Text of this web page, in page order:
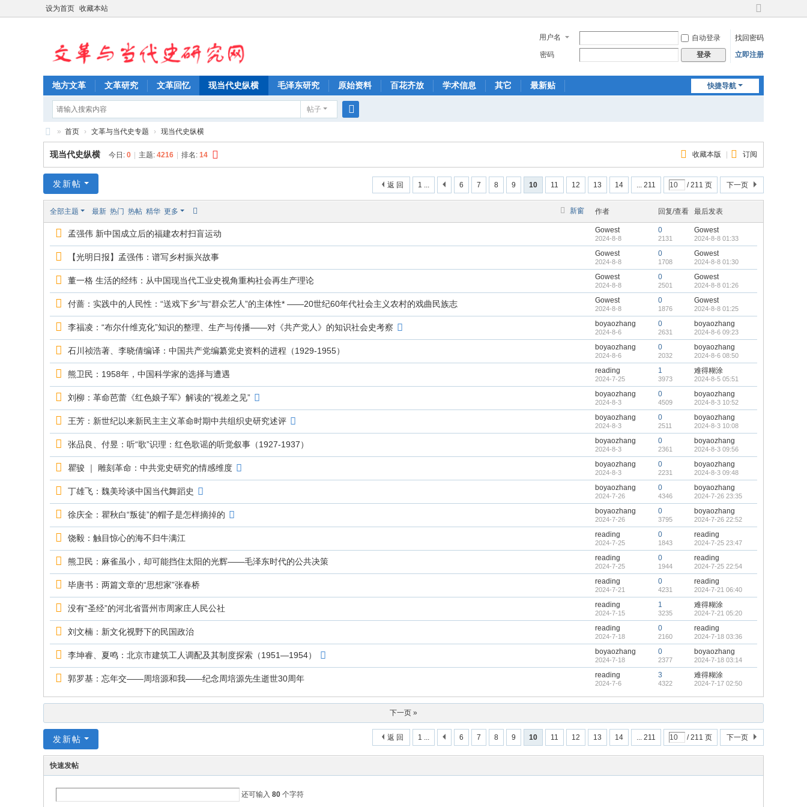
设为首页 收藏本站
切
到
宽
用户名 自动登录
找回密码
密码
登录 立即注册
快捷导航
地方文革 文革研究 文革回忆 现当代史纵横 毛泽东研究 原始资料 百花齐放 学术信息 其它 最新贴
帖子
索
文
革
当
究
» 首页 › 文革与当代史专题 › 现当代史纵横
收藏本版 订阅
现当代史纵横 今日: 0 主题: 4216 排名: 14
1 ... 6 7 8 9 10 11 12 13 14 ... 211 / 211 页 下一页
返 回
发新帖
新窗
全部主题 最新 热门 热帖 精华 更多 作者 回复/查看 最后发表
孟强伟 新中国成立后的福建农村扫盲运动 Gowest
2024-8-8
0
2131
Gowest
2024-8-8 01:33
【光明日报】孟强伟：谱写乡村振兴故事 Gowest
2024-8-8
0
1708
Gowest
2024-8-8 01:30
董一格 生活的经纬：从中国现当代工业史视角重构社会再生产理论 Gowest
2024-8-8
0
2501
Gowest
2024-8-8 01:26
付蔷：实践中的人民性：“送戏下乡”与“群众艺人”的主体性* ——20世纪60年代社会主义农村的戏曲民族志 Gowest
2024-8-8
0
1876
Gowest
2024-8-8 01:25
李福凌：“布尔什维克化”知识的整理、生产与传播——对《共产党人》的知识社会史考察 boyaozhang
2024-8-6
0
2631
boyaozhang
2024-8-6 09:23
石川祯浩著、李晓倩编译：中国共产党编纂党史资料的进程（1929-1955） boyaozhang
2024-8-6
0
2032
boyaozhang
2024-8-6 08:50
熊卫民：1958年，中国科学家的选择与遭遇 reading
2024-7-25
1
3973
难得糊涂
2024-8-5 05:51
刘柳：革命芭蕾《红色娘子军》解读的“视差之见” boyaozhang
2024-8-3
0
4509
boyaozhang
2024-8-3 10:52
王芳：新世纪以来新民主主义革命时期中共组织史研究述评 boyaozhang
2024-8-3
0
2511
boyaozhang
2024-8-3 10:08
张品良、付昱：听“歌”识理：红色歌谣的听觉叙事（1927-1937） boyaozhang
2024-8-3
0
2361
boyaozhang
2024-8-3 09:56
瞿骏 ｜ 雕刻革命：中共党史研究的情感维度 boyaozhang
2024-8-3
0
2231
boyaozhang
2024-8-3 09:48
丁雄飞：魏美玲谈中国当代舞蹈史 boyaozhang
2024-7-26
0
4346
boyaozhang
2024-7-26 23:35
徐庆全：瞿秋白“叛徒”的帽子是怎样摘掉的 boyaozhang
2024-7-26
0
3795
boyaozhang
2024-7-26 22:52
饶毅：触目惊心的海不归牛满江 reading
2024-7-25
0
1843
reading
2024-7-25 23:47
熊卫民：麻雀虽小，却可能挡住太阳的光辉——毛泽东时代的公共决策 reading
2024-7-25
0
1944
reading
2024-7-25 22:54
毕唐书：两篇文章的“思想家”张春桥 reading
2024-7-21
0
4231
reading
2024-7-21 06:40
没有“圣经”的河北省晋州市周家庄人民公社 reading
2024-7-15
1
3235
难得糊涂
2024-7-21 05:20
刘文楠：新文化视野下的民国政治 reading
2024-7-18
0
2160
reading
2024-7-18 03:36
李坤睿、夏鸣：北京市建筑工人调配及其制度探索（1951—1954） boyaozhang
2024-7-18
0
2377
boyaozhang
2024-7-18 03:14
郭罗基：忘年交——周培源和我——纪念周培源先生逝世30周年 reading
2024-7-6
3
4322
难得糊涂
2024-7-17 02:50
下一页 »
1 ... 6 7 8 9 10 11 12 13 14 ... 211 / 211 页 下一页
返 回
发新帖
快速发帖
还可输入 80 个字符